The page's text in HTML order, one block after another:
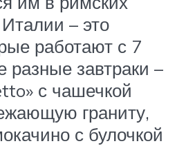
– это
работают с 7
разные завтраки –
с чашечкой
граниту,
с булочкой